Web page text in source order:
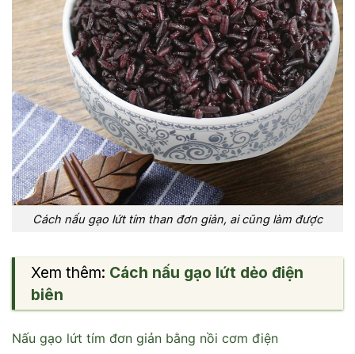
Cách nấu gạo lứt tím than đơn giản, ai cũng làm được
Xem thêm: Cách nấu gạo lứt dẻo điện
biên
Nấu gạo lứt tím đơn giản bằng nồi cơm điện